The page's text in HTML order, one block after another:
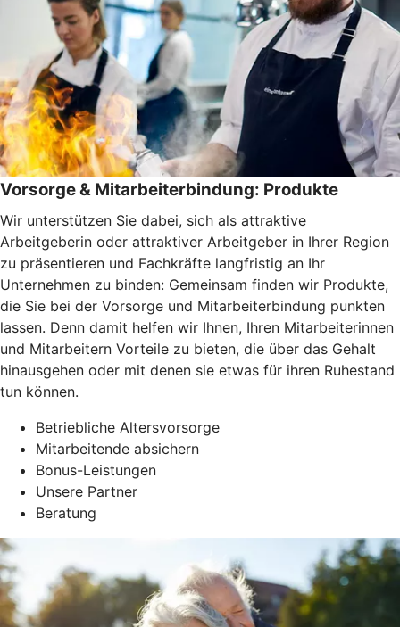
Vorsorge & Mitarbeiterbindung: Produkte
Wir unterstützen Sie dabei, sich als attraktive
Arbeitgeberin oder attraktiver Arbeitgeber in Ihrer Region
zu präsentieren und Fachkräfte langfristig an Ihr
Unternehmen zu binden: Gemeinsam finden wir Produkte,
die Sie bei der Vorsorge und Mitarbeiterbindung punkten
lassen. Denn damit helfen wir Ihnen, Ihren Mitarbeiterinnen
und Mitarbeitern Vorteile zu bieten, die über das Gehalt
hinausgehen oder mit denen sie etwas für ihren Ruhestand
tun können.
Betriebliche Altersvorsorge
Mitarbeitende absichern
Bonus-Leistungen
Unsere Partner
Beratung